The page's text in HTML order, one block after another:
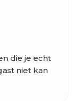
die je echt
niet kan